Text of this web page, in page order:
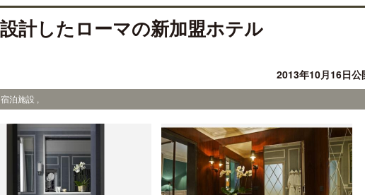
計したローマの新加盟ホテル
2013年10月16日公
泊施設 ,